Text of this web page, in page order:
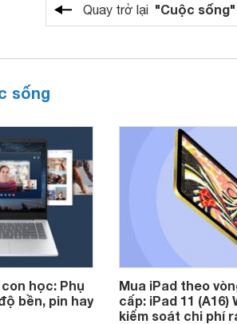
Quay trở lại "Cuộc sống"
sống
học: Phụ
bền, pin hay
Mua iPad theo
cấp: iPad 11 (A16)
kiểm soát chi phí